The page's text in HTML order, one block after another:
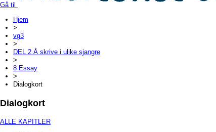
Gå til
Hjem
>
vg3
>
DEL 2 Å skrive i ulike sjangre
>
8 Essay
>
Dialogkort
Dialogkort
ALLE KAPITLER